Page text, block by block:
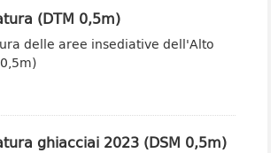
(DTM 0,5m)
delle aree insediative dell'Alto
ghiacciai 2023 (DSM 0,5m)